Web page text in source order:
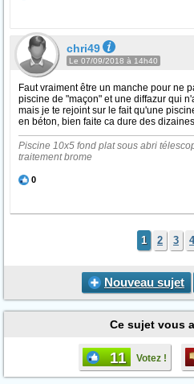
chri49
Le 07/09/2018 à 14h40
Faut vraiment être un manche pour ne
piscine de "maçon" et une diffazur qui
mais je te rejoint sur le fait qu'une
en béton, bien faite ca dure des
Piscine 10x5 fond plat sous abri
traitement brome
0
1 2 3 4
Nouveau sujet
Ce sujet vous
11 Votez !